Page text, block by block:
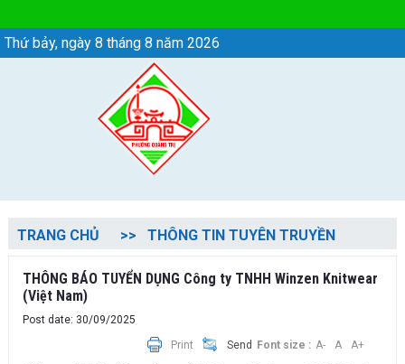
Thứ bảy, ngày 8 tháng 8 năm 2026
TRANG CHỦ THÔNG TIN TUYÊN TRUYỀN
THÔNG BÁO TUYỂN DỤNG Công ty TNHH Winzen Knitwear
(Việt Nam)
Post date: 30/09/2025
Print
Send Font size : A- A A+